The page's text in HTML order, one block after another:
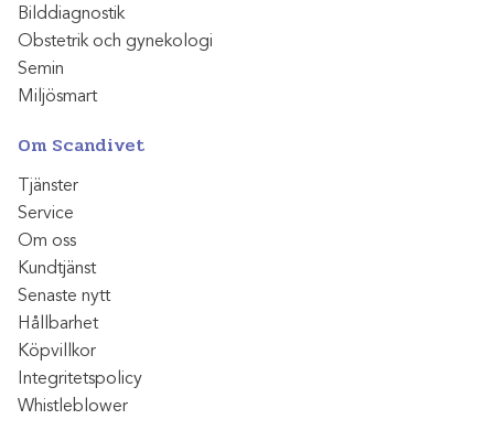
Bilddiagnostik
Obstetrik och gynekologi
Semin
Miljösmart
Om Scandivet
Tjänster
Service
Om oss
Kundtjänst
Senaste nytt
Hållbarhet
Köpvillkor
Integritetspolicy
Whistleblower